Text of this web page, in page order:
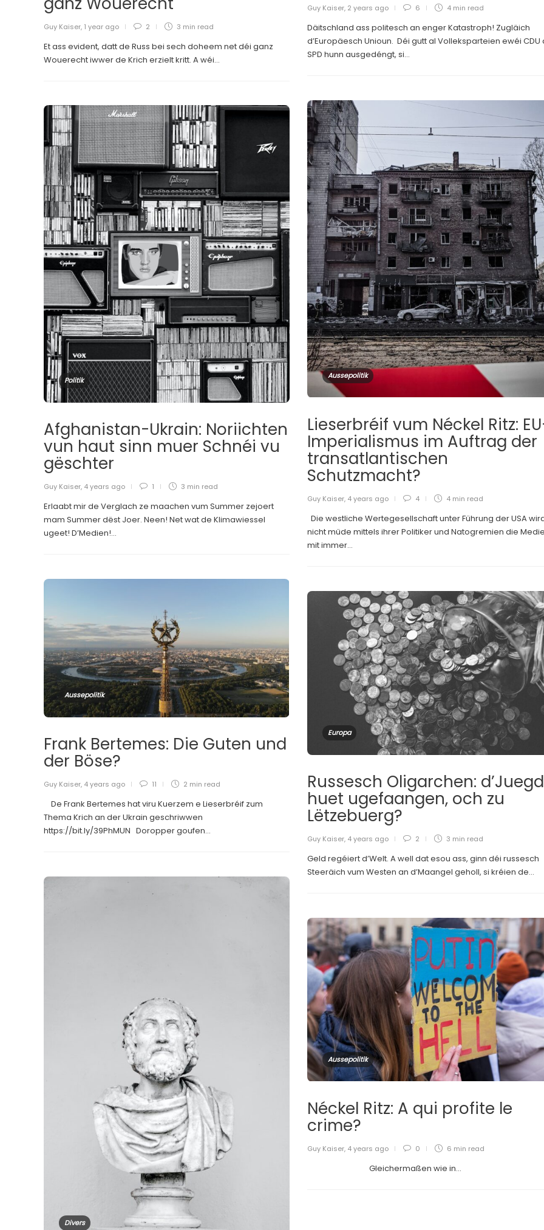
Guy Kaiser, 1 year ago 2 3 min read
Et ass evident, datt de Russ bei sech doheem net déi ganz
Wouerecht iwwer de Krich erzielt kritt. A wéi...
Guy Kaiser, 2 years ago 6 4 min read
Däitschland ass politesch an enger Katastroph! Zugläich
d’Europäesch Unioun. Déi gutt al Volleksparteien ewéi CDU
SPD hunn ausgedéngt, si...
Aussepolitik
Lieserbréif vum Néckel Ritz:
Imperialismus im Auftrag der
transatlantischen
Schutzmacht?
Guy Kaiser, 4 years ago 4 4 min read
Die westliche Wertegesellschaft unter Führung der USA
nicht müde mittels ihrer Politiker und Natogremien die
mit immer...
Politik
Afghanistan-Ukrain: Noriichten
vun haut sinn muer Schnéi vu
gëschter
Guy Kaiser, 4 years ago 1 3 min read
Erlaabt mir de Verglach ze maachen vum Summer zejoert
mam Summer dëst Joer. Neen! Net wat de Klimawiessel
ugeet! D’Medien!...
Aussepolitik
Frank Bertemes: Die Guten und
der Böse?
Guy Kaiser, 4 years ago 11 2 min read
De Frank Bertemes hat viru Kuerzem e Lieserbréif zum
Thema Krich an der Ukrain geschriwwen
https://bit.ly/39PhMUN Doropper goufen...
Europa
Russesch Oligarchen: d’Juegd
huet ugefaangen, och zu
Lëtzebuerg?
Guy Kaiser, 4 years ago 2 3 min read
Geld regéiert d’Welt. A well dat esou ass, ginn déi russesch
Steeräich vum Westen an d’Maangel geholl, si kréien de...
Divers
Aussepolitik
Néckel Ritz: A qui profite le
crime?
Guy Kaiser, 4 years ago 0 6 min read
Gleichermaßen wie in...